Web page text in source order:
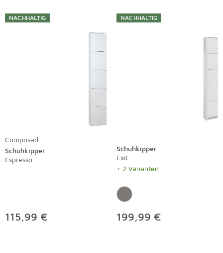
NACHHALTIG
Composad
Schuhkipper
Espresso
115,99 €
NACHHALTIG
Schuhkipper
Exit
+ 2 Varianten
199,99 €